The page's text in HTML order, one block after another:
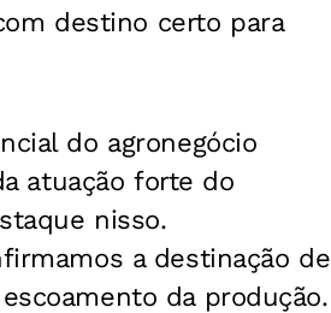
destino certo para
do agronegócio
atuação forte do
nisso.
a destinação de
da produção.